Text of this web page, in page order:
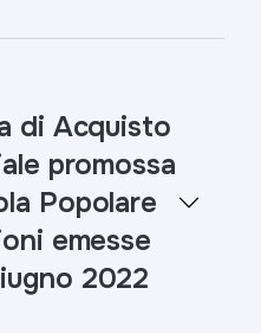
di Acquisto
promossa
Popolare
emesse
2022